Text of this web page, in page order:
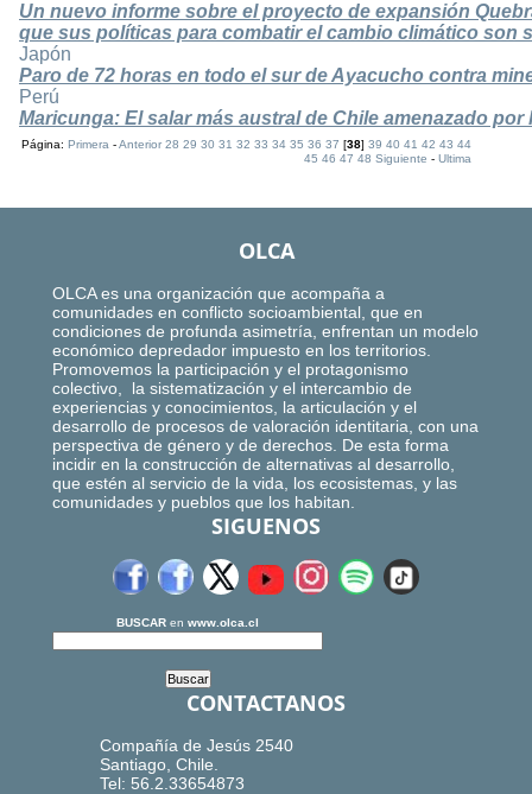
Un nuevo informe sobre el proyecto de expansión
que sus políticas para combatir el cambio climático son
Japón
Paro de 72 horas en todo el sur de Ayacucho contra
Perú
Maricunga: El salar más austral de Chile amenazado por
Página:Primera -Anterior 28 29 30 31 32 33 34 35 36 37 [38]39 40 41 42 43 44
45 46 47 48 Siguiente -Ultima
OLCA
OLCA es una organización que acompaña a
comunidades en conflicto socioambiental, que en
condiciones de profunda asimetría, enfrentan un modelo
económico depredador impuesto en los territorios.
Promovemos la participación y el protagonismo
colectivo, la sistematización y el intercambio de
experiencias y conocimientos, la articulación y el
desarrollo de procesos de valoración identitaria, con una
perspectiva de género y de derechos. De esta forma
incidir en la construcción de alternativas al desarrollo,
que estén al servicio de la vida, los ecosistemas, y las
comunidades y pueblos que los habitan.
SIGUENOS
BUSCAR en www.olca.cl
CONTACTANOS
Compañía de Jesús 2540
Santiago, Chile.
Tel: 56.2.33654873